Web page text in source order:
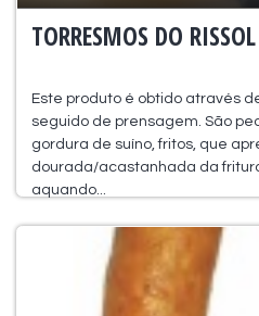
TORRESMOS DO RISSOL
Este produto é obtido através
seguido de prensagem. São
gordura de suíno, fritos, que
dourada/acastanhada da
aquando...